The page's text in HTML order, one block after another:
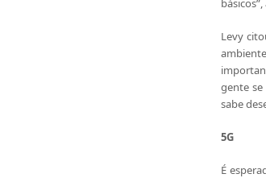
Levy
gente
sabe
5G
É